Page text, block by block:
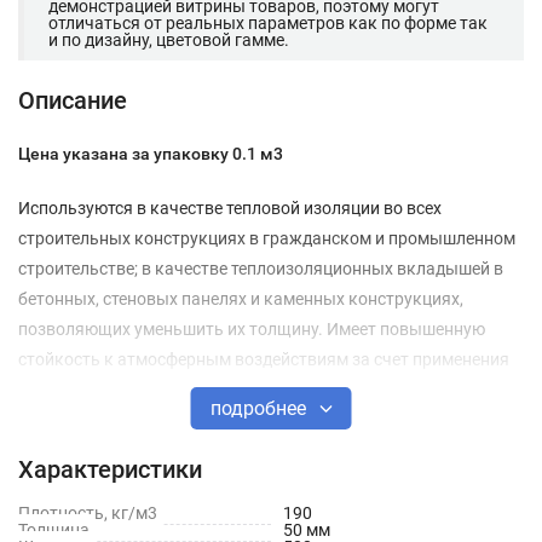
демонстрацией витрины товаров, поэтому могут
отличаться от реальных параметров как по форме так
и по дизайну, цветовой гамме.
Описание
Цена указана за упаковку 0.1 м3
Используются в качестве тепловой изоляции во всех
строительных конструкциях в гражданском и промышленном
строительстве; в качестве теплоизоляционных вкладышей в
бетонных, стеновых панелях и каменных конструкциях,
позволяющих уменьшить их толщину. Имеет повышенную
стойкость к атмосферным воздействиям за счет применения
специальных гидрофобизирующих добавок.
теплоизоляционные гидрофобизированные марок П-75Г,
П-125Г изготовлены из минерального волокна, связанного
синтетическим связующим и гидрофобизированы.
подробнее
Характеристики
Плотность, кг/м3
190
Толщина
50 мм